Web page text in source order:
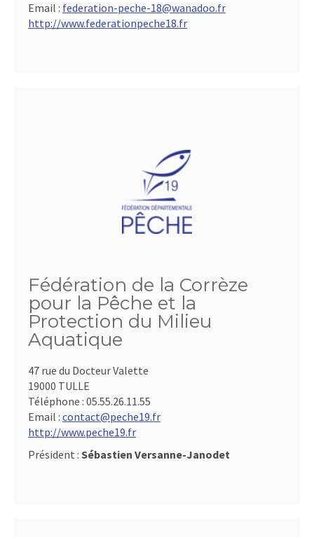
Email : federation-peche-18@wanadoo.fr
http://www.federationpeche18.fr
Fédération de la Corrèze
pour la Pêche et la
Protection du Milieu
Aquatique
47 rue du Docteur Valette
19000 TULLE
Téléphone : 05.55.26.11.55
Email : contact@peche19.fr
http://www.peche19.fr
Président : Sébastien Versanne-Janodet